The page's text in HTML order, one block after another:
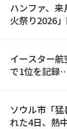
ハンファ、
火祭り2026
イースター
で1位を記録
ソウル市「
れた4日、熱